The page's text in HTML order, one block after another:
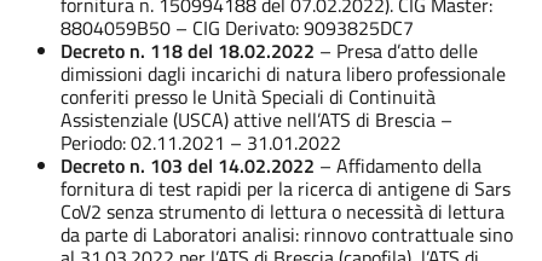
8804059B50 – CIG Derivato: 9093825DC7
Decreto n. 118 del 18.02.2022 – Presa d’atto delle
dimissioni dagli incarichi di natura libero professionale
conferiti presso le Unità Speciali di Continuità
Assistenziale (USCA) attive nell’ATS di Brescia –
Periodo: 02.11.2021 – 31.01.2022
Decreto n. 103 del 14.02.2022 – Affidamento della
fornitura di test rapidi per la ricerca di antigene di Sars
CoV2 senza strumento di lettura o necessità di lettura
da parte di Laboratori analisi: rinnovo contrattuale sino